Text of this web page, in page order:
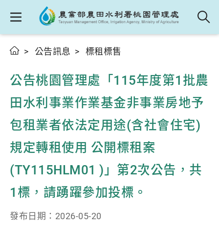
公告訊息 標租標售
公告桃園管理處「115年度第1批農
田水利事業作業基金非事業房地予
包租業者依法定用途(含社會住宅)
規定轉租使用 公開標租案
(TY115HLM01 )」第2次公告，共
1標，請踴躍參加投標。
發布日期： 2026-05-20